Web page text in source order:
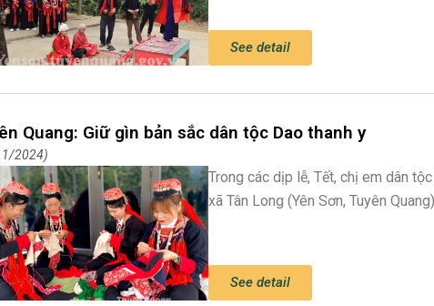
See detail
Quang: Giữ gìn bản sắc dân tộc Dao thanh y
2024
Trong các dịp lễ, Tết, chị em dân
xã Tân Long (Yên Sơn, Tuyên
See detail